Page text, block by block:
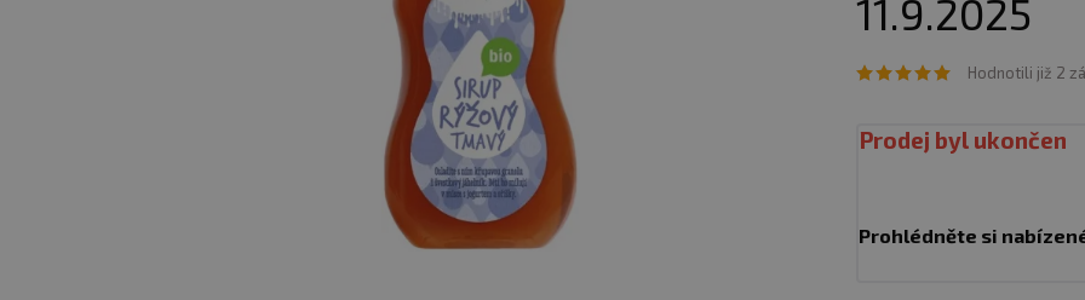
11.9.2025
Hodnotili již 2
Prodej byl ukončen
Prohlédněte si